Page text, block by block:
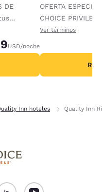
DE
USD/noche
OFERTA
CHOICE
recompensas al
Ver términos
Inn hoteles Quality Inn